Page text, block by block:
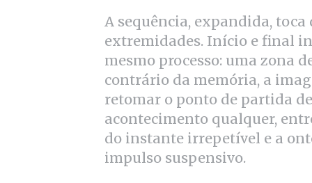
A sequência, expandida, toca
extremidades. Início e final
mesmo processo: uma zona
contrário da memória, a
retomar o ponto de partida
acontecimento qualquer,
do instante irrepetível e a
impulso suspensivo.